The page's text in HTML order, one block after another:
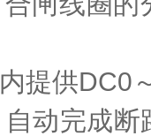
提供DC0
动完成